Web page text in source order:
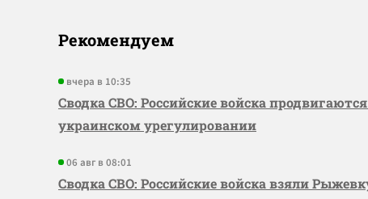
Рекомендуем
вчера в 10:35
Сводка СВО: Российские войска
украинском урегулировании
06 авг в 08:01
Сводка СВО: Российские войска взяли